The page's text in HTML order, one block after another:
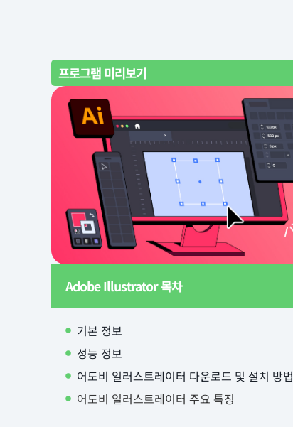
프로그램 미리보기
Adobe Illustrator 목차
기본 정보
성능 정보
어도비 일러스트레이터 다운로드 및 설치 방법
어도비 일러스트레이터 주요 특징